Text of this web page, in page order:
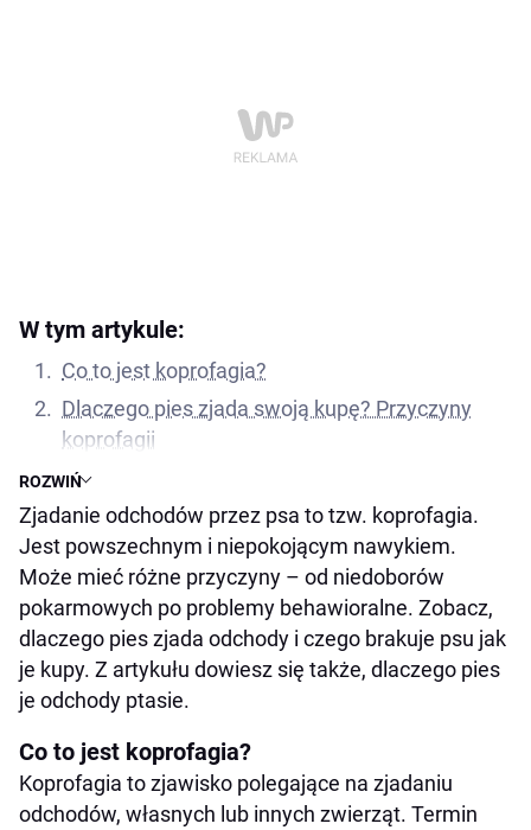
W tym artykule:
ROZWIŃ
Co to jest koprofagia?
Dlaczego pies zjada swoją kupę? Przyczyny
koprofagii
Instynkt sprzątania
Strach przed karą i problemy behawioralne
Zła dieta
Jakich witamin brakuje psu, gdy je odchody?
Naturalne instynkty i zachowania przodków
Niedobory w diecie
Zainteresowanie zapachem i smakiem
Choroby i problemy zdrowotne
Czy pies może zarazić się robakami od
zjedzenia kupy?
Zjadanie odchodów przez psa to tzw. koprofagia.
Jest powszechnym i niepokojącym nawykiem.
Może mieć różne przyczyny – od niedoborów
pokarmowych po problemy behawioralne. Zobacz,
dlaczego pies zjada odchody i czego brakuje psu jak
je kupy. Z artykułu dowiesz się także, dlaczego pies
je odchody ptasie.
Co to jest koprofagia?
Koprofagia to zjawisko polegające na zjadaniu
odchodów, własnych lub innych zwierząt. Termin